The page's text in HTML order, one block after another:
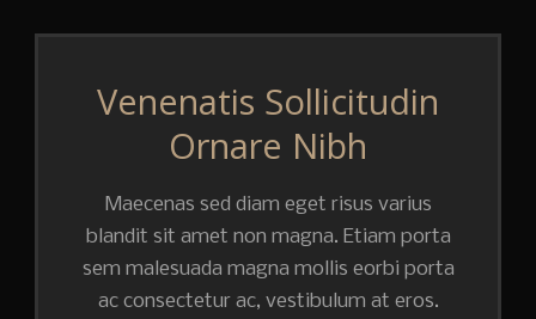
Venenatis Sollicitudin
Ornare Nibh
Maecenas sed diam eget risus varius
blandit sit amet non magna. Etiam porta
sem malesuada magna mollis eorbi porta
ac consectetur ac, vestibulum at eros.